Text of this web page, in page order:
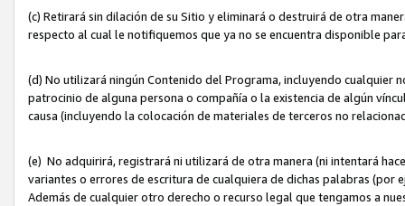
(c) Retirará sin dilación de su Sitio y eliminará o destruirá de otra
respecto al cual le notifiquemos que ya no se encuentra disponible
(d) No utilizará ningún Contenido del Programa, incluyendo cualquier
patrocinio de alguna persona o compañía o la existencia de algún
causa (incluyendo la colocación de materiales de terceros no
(e) No adquirirá, registrará ni utilizará de otra manera (ni intentará
variantes o errores de escritura de cualquiera de dichas palabras (por
Además de cualquier otro derecho o recurso legal que tengamos a